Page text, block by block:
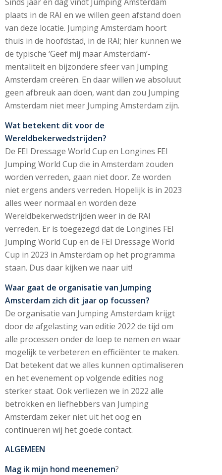
plaats in de RAI en we willen geen afstand doen
van deze locatie. Jumping Amsterdam hoort
thuis in de hoofdstad, in de RAI; hier kunnen we
de typische ‘Geef mij maar Amsterdam’-
mentaliteit en bijzondere sfeer van Jumping
Amsterdam creëren. En daar willen we absoluut
geen afbreuk aan doen, want dan zou Jumping
Amsterdam niet meer Jumping Amsterdam zijn.
Wat betekent dit voor de
Wereldbekerwedstrijden?
De FEI Dressage World Cup en Longines FEI
Jumping World Cup die in Amsterdam zouden
worden verreden, gaan niet door. Ze worden
niet ergens anders verreden. Hopelijk is in 2023
alles weer normaal en worden deze
Wereldbekerwedstrijden weer in de RAI
verreden. Er is toegezegd dat de Longines FEI
Jumping World Cup en de FEI Dressage World
Cup in 2023 in Amsterdam op het programma
staan. Dus daar kijken we naar uit!
Waar gaat de organisatie van Jumping
Amsterdam zich dit jaar op focussen?
De organisatie van Jumping Amsterdam krijgt
door de afgelasting van editie 2022 de tijd om
alle processen onder de loep te nemen en waar
mogelijk te verbeteren en efficiënter te maken.
Dat betekent dat we alles kunnen optimaliseren
en het evenement op volgende edities nog
sterker staat. Ook verliezen we in 2022 alle
betrokken en liefhebbers van Jumping
Amsterdam zeker niet uit het oog en
continueren wij het goede contact.
ALGEMEEN
Mag ik mijn hond meenemen?